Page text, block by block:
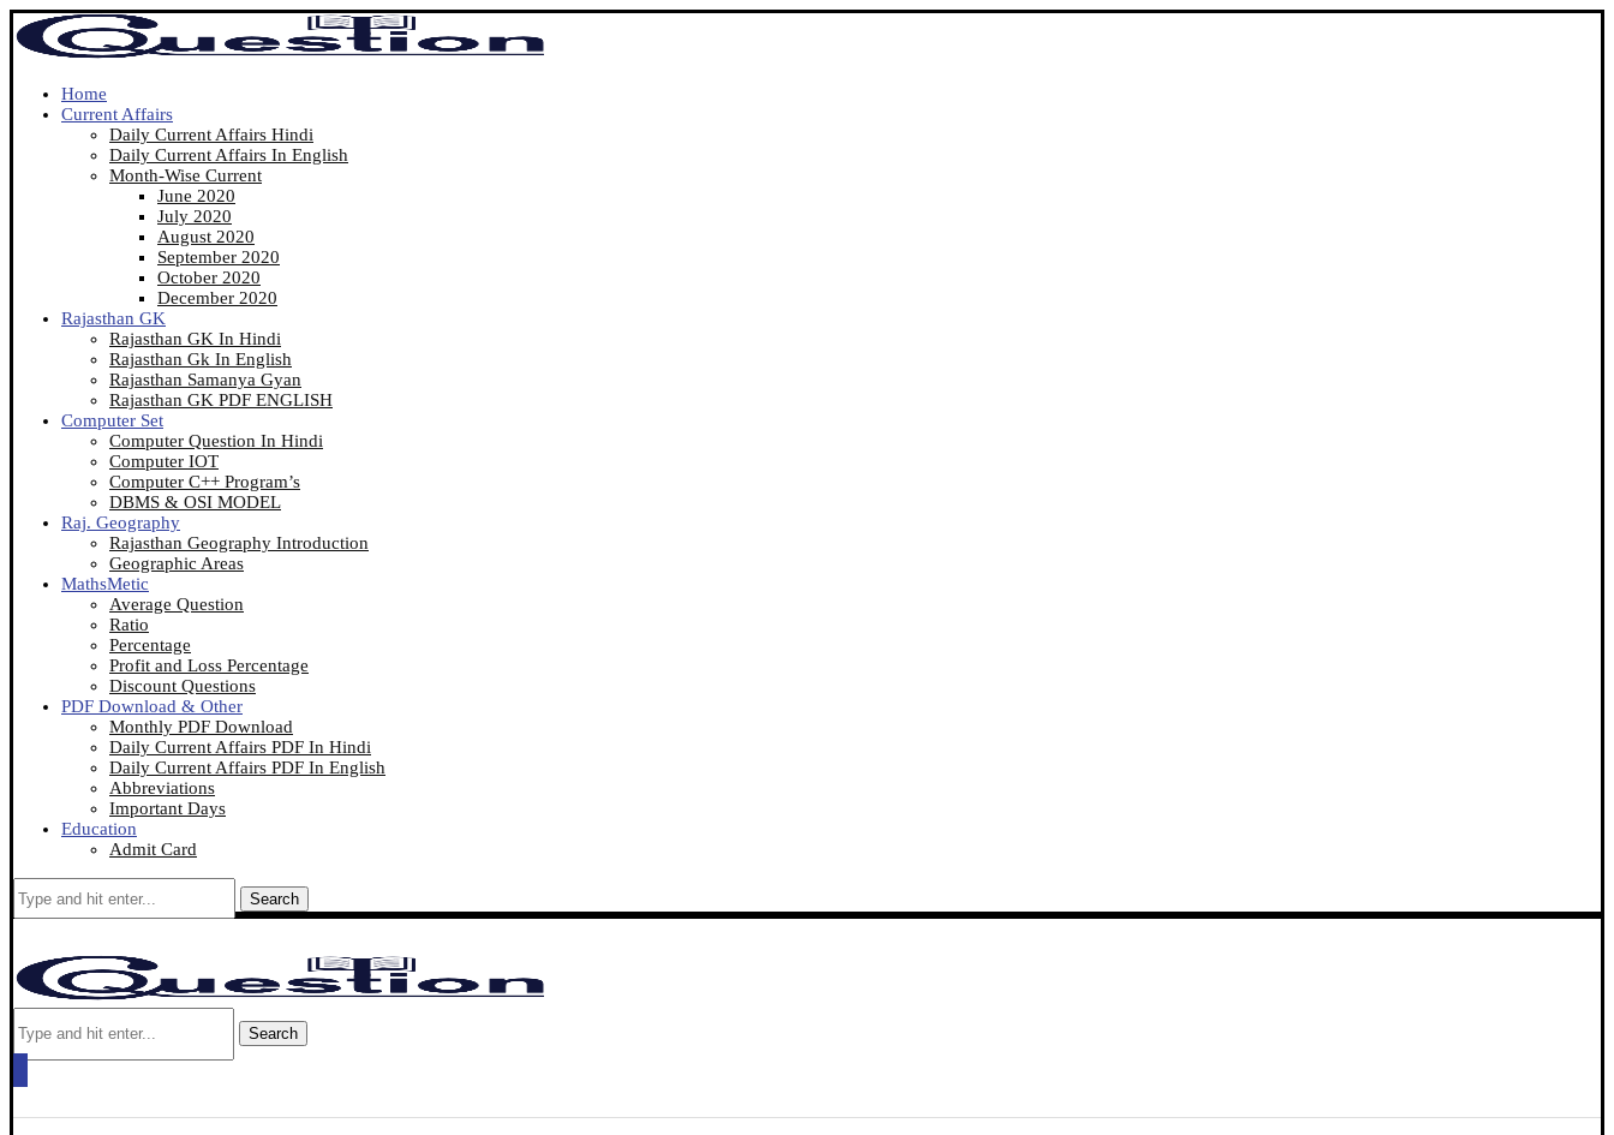
Home
Current Affairs
Daily Current Affairs Hindi
Daily Current Affairs In English
Month-Wise Current
June 2020
July 2020
August 2020
September 2020
October 2020
December 2020
Rajasthan GK
Rajasthan GK In Hindi
Rajasthan Gk In English
Rajasthan Samanya Gyan
Rajasthan GK PDF ENGLISH
Computer Set
Computer Question In Hindi
Computer IOT
Computer C++ Program’s
DBMS & OSI MODEL
Raj. Geography
Rajasthan Geography Introduction
Geographic Areas
MathsMetic
Average Question
Ratio
Percentage
Profit and Loss Percentage
Discount Questions
PDF Download & Other
Monthly PDF Download
Daily Current Affairs PDF In Hindi
Daily Current Affairs PDF In English
Abbreviations
Important Days
Education
Admit Card
Search
Search